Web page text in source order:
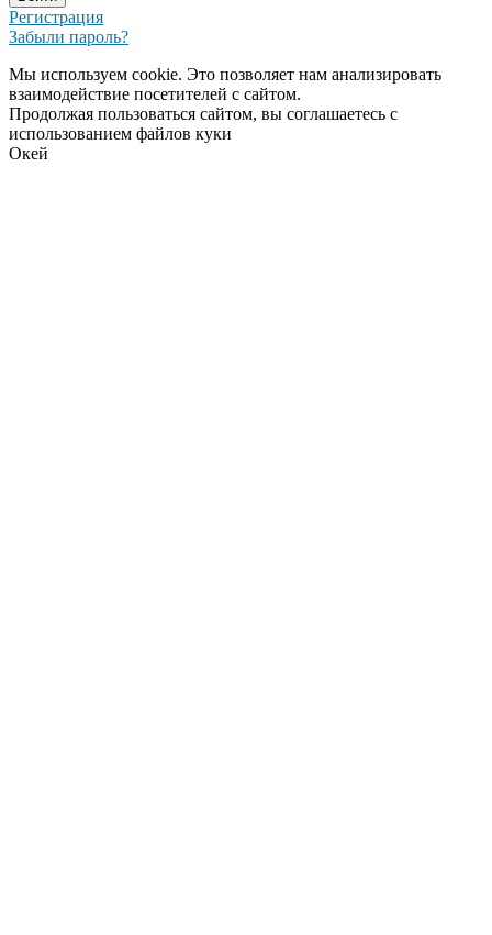
Регистрация
Забыли пароль?
Мы используем cookie. Это позволяет нам анализировать
взаимодействие посетителей с сайтом.
Продолжая пользоваться сайтом, вы соглашаетесь с
использованием файлов куки
Окей